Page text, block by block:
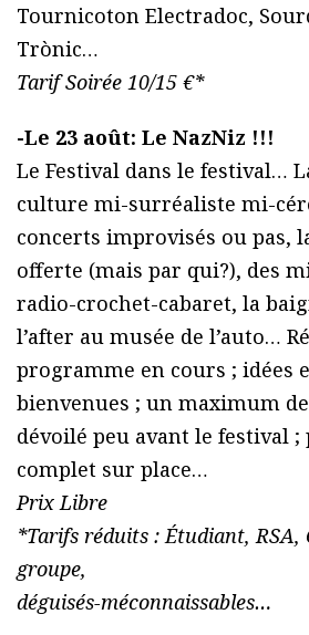
Tournicoton Electradoc,
Trònic…
Tarif Soirée 10/15 €*
-Le 23 août: Le NazNiz !!!
Le Festival dans le festival…
culture mi-surréaliste mi-
concerts improvisés ou pas,
offerte (mais par qui?), des
radio-crochet-cabaret, la
l’after au musée de l’auto…
programme en cours ; idées
bienvenues ; un maximum
dévoilé peu avant le festival
complet sur place…
Prix Libre
*Tarifs réduits : Étudiant, RSA,
groupe,
déguisés-méconnaissables…